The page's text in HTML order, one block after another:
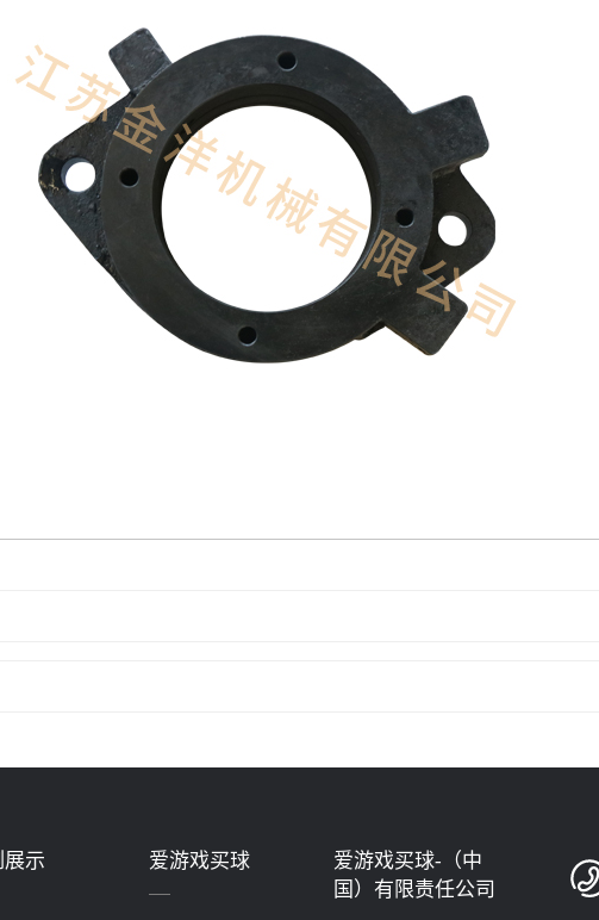
示 爱游戏买球
爱游戏买球-（中
国）有限责任公司